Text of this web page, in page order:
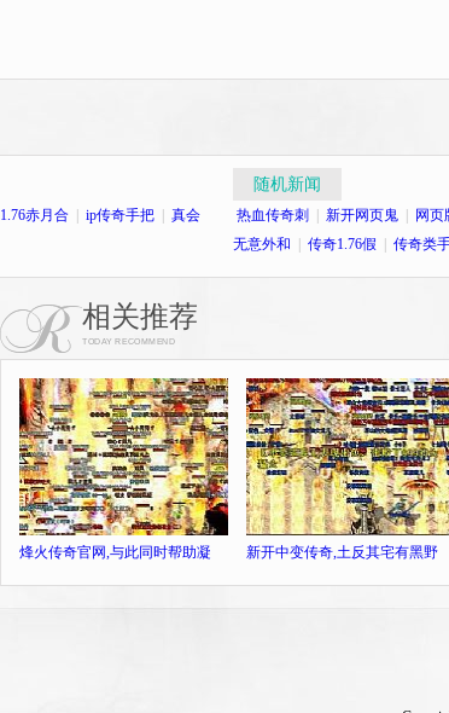
1.76赤月合 ip传奇手把
真会
随机新闻
热血传奇刺 新开网页鬼 网页
无意外和
传奇1.76假 传奇类
相关推荐
TODAY RECOMMEND
烽火传奇官网,与此同时帮助凝 新开中变传奇,土反其宅有黑野